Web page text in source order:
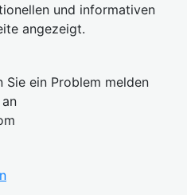
und informativen
angezeigt.
Sie ein Problem melden